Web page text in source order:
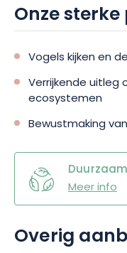
Onze
Vogels kijken en
Verrijkende uitleg
ecosystemen
Bewustmaking
Meer info
Overig